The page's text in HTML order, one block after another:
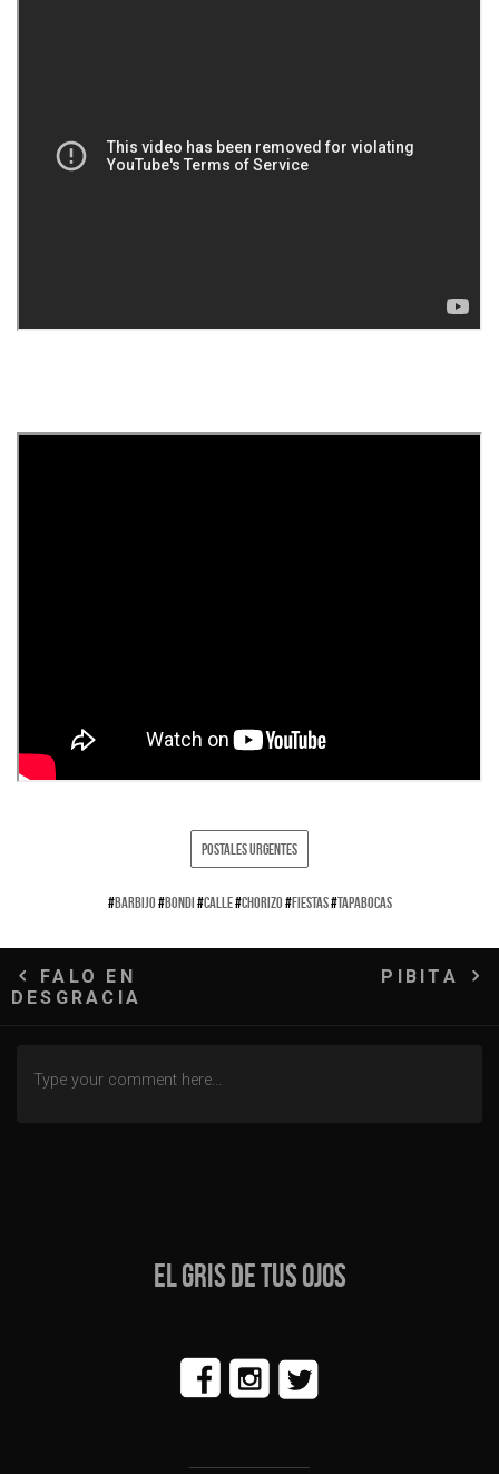
POSTALES URGENTES
#BARBIJO#BONDI#CALLE#CHORIZO#FIESTAS#TAPABOCAS
Navegación
de
entradas
FALO EN
DESGRACIA
PIBITA
EL GRIS DE TUS OJOS